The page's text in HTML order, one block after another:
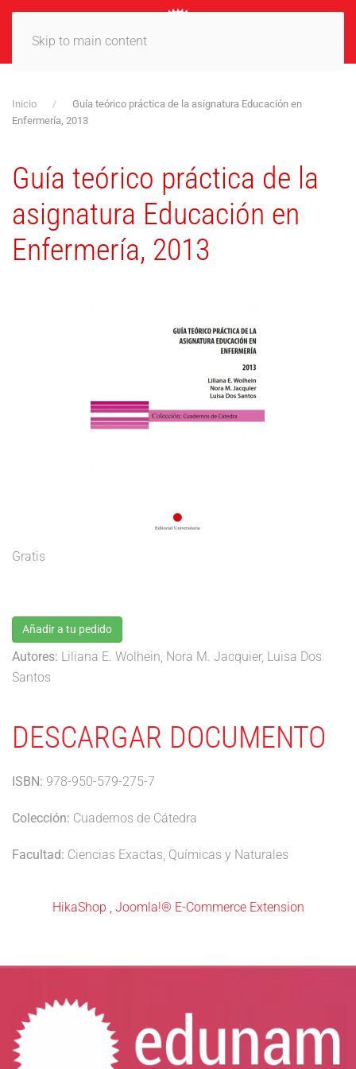
Skip to main content
Inicio
Guía teórico práctica de la asignatura Educación en
Enfermería, 2013
Guía teórico práctica de la
asignatura Educación en
Enfermería, 2013
Gratis
Añadir a tu pedido
Autores: Liliana E. Wolhein, Nora M. Jacquier, Luisa Dos
Santos
DESCARGAR DOCUMENTO
ISBN: 978-950-579-275-7
Colección: Cuadernos de Cátedra
Facultad: Ciencias Exactas, Químicas y Naturales
HikaShop , Joomla!® E-Commerce Extension